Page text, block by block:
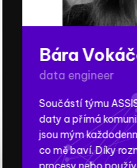
Bára
data engineer
Součástí týmu
daty a přímá
jsou mým
co mě baví. Díky